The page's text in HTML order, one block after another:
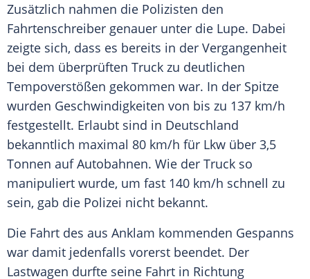
Zusätzlich nahmen die Polizisten den
Fahrtenschreiber genauer unter die Lupe. Dabei
zeigte sich, dass es bereits in der Vergangenheit
bei dem überprüften Truck zu deutlichen
Tempoverstößen gekommen war. In der Spitze
wurden Geschwindigkeiten von bis zu 137 km/h
festgestellt. Erlaubt sind in Deutschland
bekanntlich maximal 80 km/h für Lkw über 3,5
Tonnen auf Autobahnen. Wie der Truck so
manipuliert wurde, um fast 140 km/h schnell zu
sein, gab die Polizei nicht bekannt.
Die Fahrt des aus Anklam kommenden Gespanns
war damit jedenfalls vorerst beendet. Der
Lastwagen durfte seine Fahrt in Richtung